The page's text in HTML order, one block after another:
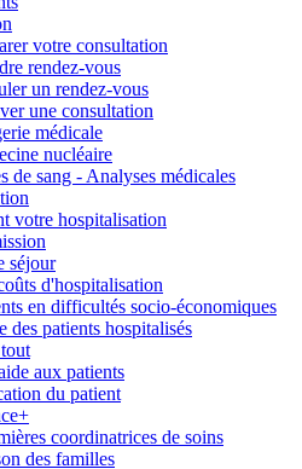
votre consultation
rendez-vous
un rendez-vous
une consultation
médicale
nucléaire
de sang - Analyses médicales
votre hospitalisation
séjour
d'hospitalisation
en difficultés socio-économiques
des patients hospitalisés
aux patients
du patient
coordinatrices de soins
des familles